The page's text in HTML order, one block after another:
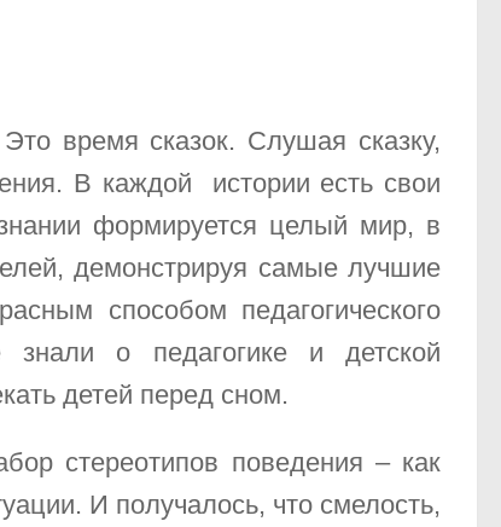
время сказок. Слушая сказку,
В каждой истории есть свои
формируется целый мир, в
демонстрируя самые лучшие
способом педагогического
о педагогике и детской
детей перед сном.
стереотипов поведения – как
И получалось, что смелость,